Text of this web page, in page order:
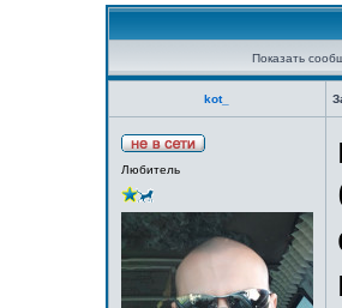
Показать
kot_
Любитель